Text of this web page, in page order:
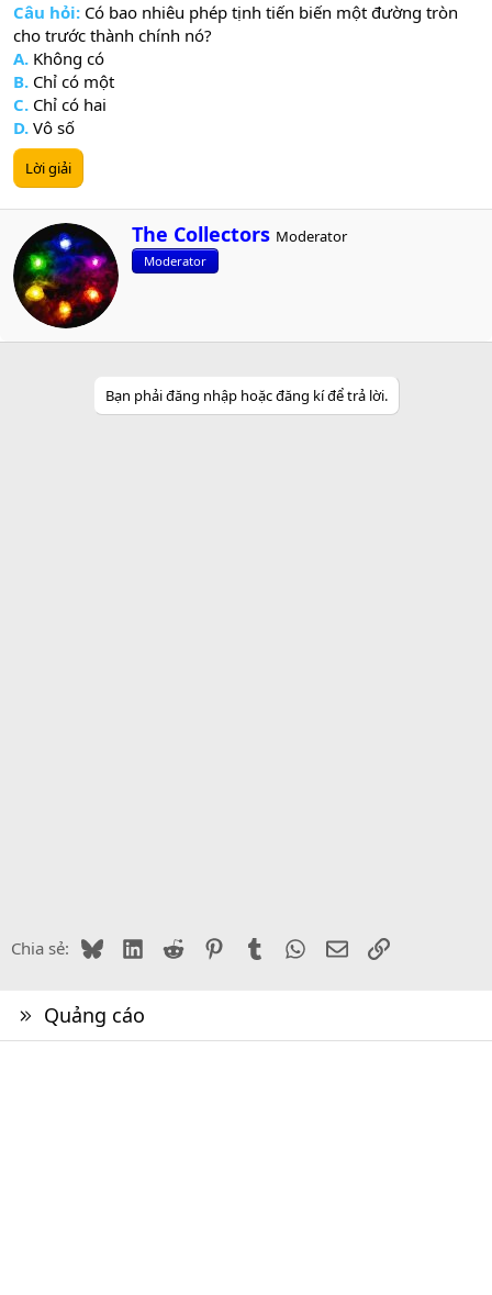
Câu hỏi: Có bao nhiêu phép tịnh tiến biến một đường tròn
cho trước thành chính nó?
A. Không có
B. Chỉ có một
C. Chỉ có hai
D. Vô số
Lời giải
W
r
i
n
The Collectors Moderator
Moderator
Bạn phải đăng nhập hoặc đăng kí để trả lời.
Chia sẻ: BlueskyLinkedIn
Reddit PinterestTumblr WhatsApp
EmailLink
Quảng cáo